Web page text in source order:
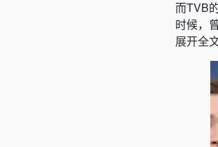
而TVB
时候，
展开全